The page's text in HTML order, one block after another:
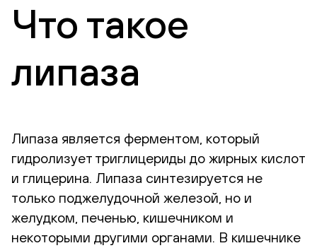
Что такое
липаза
Липаза является ферментом, который
гидролизует триглицериды до жирных кислот
и глицерина. Липаза синтезируется не
только поджелудочной железой, но и
желудком, печенью, кишечником и
некоторыми другими органами. В кишечнике